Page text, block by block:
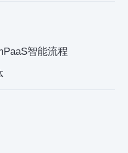
智能流程